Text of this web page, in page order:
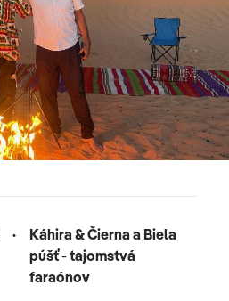
·
Káhira & Čierna a Biela
púšť - tajomstvá
faraónov